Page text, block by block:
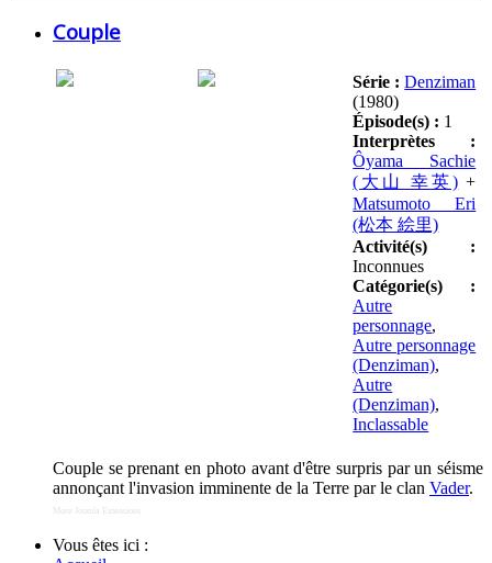
Couple
Série : Denziman
(1980)
Épisode(s) : 1
Interprètes :
Ôyama Sachie
(大山 幸英) +
Matsumoto Eri
(松本 絵里)
Activité(s) :
Inconnues
Catégorie(s) :
Autre
personnage,
Autre personnage
(Denziman),
Autre
(Denziman),
Inclassable
Couple se prenant en photo avant d'être surpris par un séisme
annonçant l'invasion imminente de la Terre par le clan Vader.
More Joomla Extensions
Vous êtes ici :